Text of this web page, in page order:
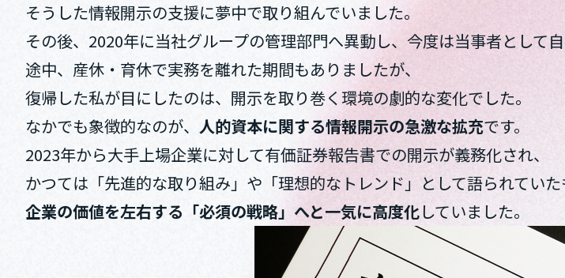
そうした情報開示の支援に夢中で取り組んでいました。
その後、2020年に当社グループの管理部門へ異動し、今度は当事者として
途中、産休・育休で実務を離れた期間もありましたが、
復帰した私が目にしたのは、開示を取り巻く環境の劇的な変化でした。
なかでも象徴的なのが、 人的資本に関する情報開示の急激な拡充です。
2023年から大手上場企業に対して有価証券報告書での開示が義務化され、
かつては「先進的な取り組み」や「理想的なトレンド」として語られていた
企業の価値を左右する「必須の戦略」へと一気に高度化していました。